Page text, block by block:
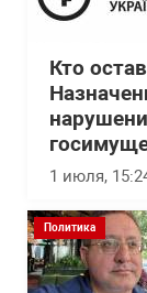
Кто
1 июля,
Политика